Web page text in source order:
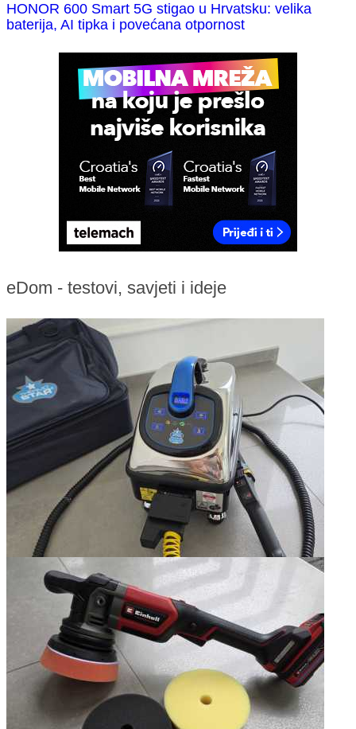
HONOR 600 Smart 5G stigao u Hrvatsku: velika
baterija, AI tipka i povećana otpornost
eDom - testovi, savjeti i ideje